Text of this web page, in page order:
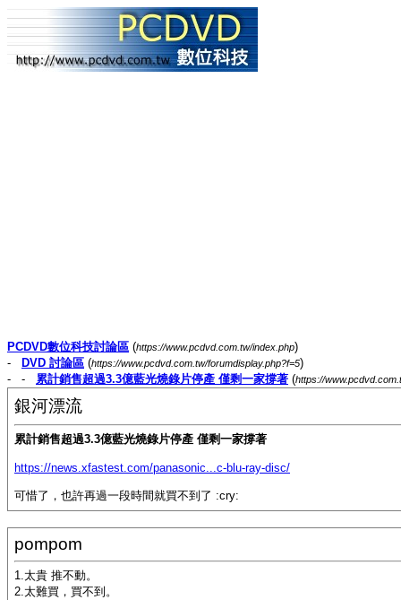
PCDVD數位科技討論區 (https://www.pcdvd.com.tw/index.php)
-
DVD 討論區 (https://www.pcdvd.com.tw/forumdisplay.php?f=5)
- - 累計銷售超過3.3億藍光燒錄片停產 僅剩一家撐著 (https://
銀河漂流
累計銷售超過3.3億藍光燒錄片停產 僅剩一家撐著
https://news.xfastest.com/panasonic...c-blu-ray-disc/
可惜了，也許再過一段時間就買不到了 :cry:
pompom
1.太貴 推不動。
2.太難買，買不到。